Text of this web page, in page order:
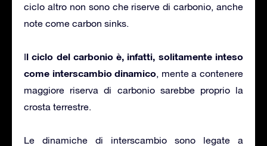
ciclo altro non sono che riserve di carbonio, anche
note come carbon sinks.
Il ciclo del carbonio è, infatti, solitamente inteso
come interscambio dinamico, mente a contenere
maggiore riserva di carbonio sarebbe proprio la
crosta terrestre.
Le dinamiche di interscambio sono legate a